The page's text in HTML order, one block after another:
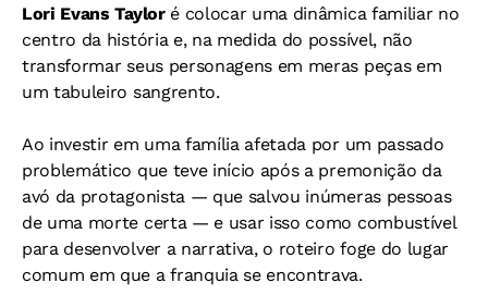
Lori Evans Taylor é colocar uma dinâmica familiar no
centro da história e, na medida do possível, não
transformar seus personagens em meras peças em
um tabuleiro sangrento.
Ao investir em uma família afetada por um passado
problemático que teve início após a premonição da
avó da protagonista — que salvou inúmeras pessoas
de uma morte certa — e usar isso como combustível
para desenvolver a narrativa, o roteiro foge do lugar
comum em que a franquia se encontrava.